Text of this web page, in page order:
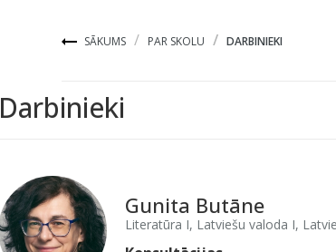
SĀKUMS PAR SKOLU DARBINIEKI
Darbinieki
Gunita Butāne
Literatūra I, Latviešu valoda I,